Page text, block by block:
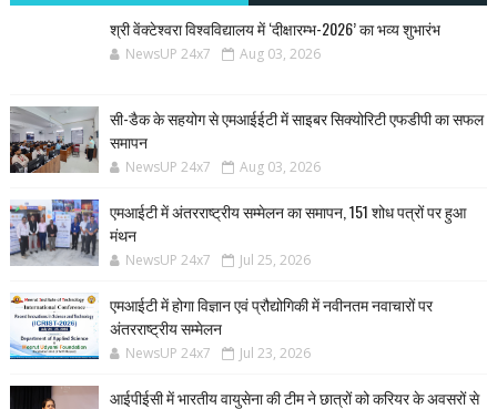
श्री वेंक्टेश्वरा विश्वविद्यालय में ‘दीक्षारम्भ-2026’ का भव्य शुभारंभ
NewsUP 24x7 Aug 03, 2026
सी-डैक के सहयोग से एमआईईटी में साइबर सिक्योरिटी एफडीपी का सफल
समापन
NewsUP 24x7 Aug 03, 2026
एमआईटी में अंतरराष्ट्रीय सम्मेलन का समापन, 151 शोध पत्रों पर हुआ
मंथन
NewsUP 24x7 Jul 25, 2026
एमआईटी में होगा विज्ञान एवं प्रौद्योगिकी में नवीनतम नवाचारों पर
अंतरराष्ट्रीय सम्मेलन
NewsUP 24x7 Jul 23, 2026
आईपीईसी में भारतीय वायुसेना की टीम ने छात्रों को करियर के अवसरों से